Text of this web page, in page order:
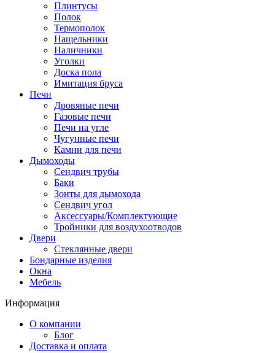
Плинтусы
Полок
Термополок
Нащельники
Наличники
Уголки
Доска пола
Имитация бруса
Печи
Дровяные печи
Газовые печи
Печи на угле
Чугунные печи
Камни для печи
Дымоходы
Сендвич трубы
Баки
Зонты для дымохода
Сендвич угол
Аксессуары/Комплектующие
Тройники для воздухоотводов
Двери
Стеклянные двери
Бондарные изделия
Окна
Мебель
Информация
О компании
Блог
Доставка и оплата